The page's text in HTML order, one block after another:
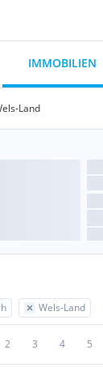
IMMOBILIEN
Land
Wels-Land
2 3 4 5